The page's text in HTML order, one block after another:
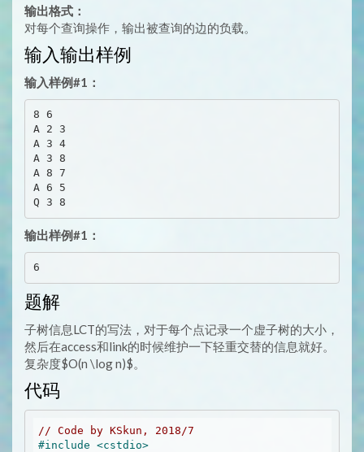
输出格式：
对每个查询操作，输出被查询的边的负载。
输入输出样例
输入样例#1：
8 6
A 2 3
A 3 4
A 3 8
A 8 7
A 6 5
输出样例#1：
题解
子树信息LCT的写法，对于每个点记录一个虚子树的大小，
然后在access和link的时候维护一下轻重交替的信息就好。
复杂度$O(n \log n)$。
代码
// Code by KSkun, 2018/7
#include <cstdio>